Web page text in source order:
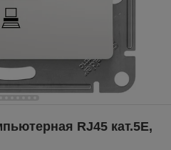
RJ45 кат.5E,